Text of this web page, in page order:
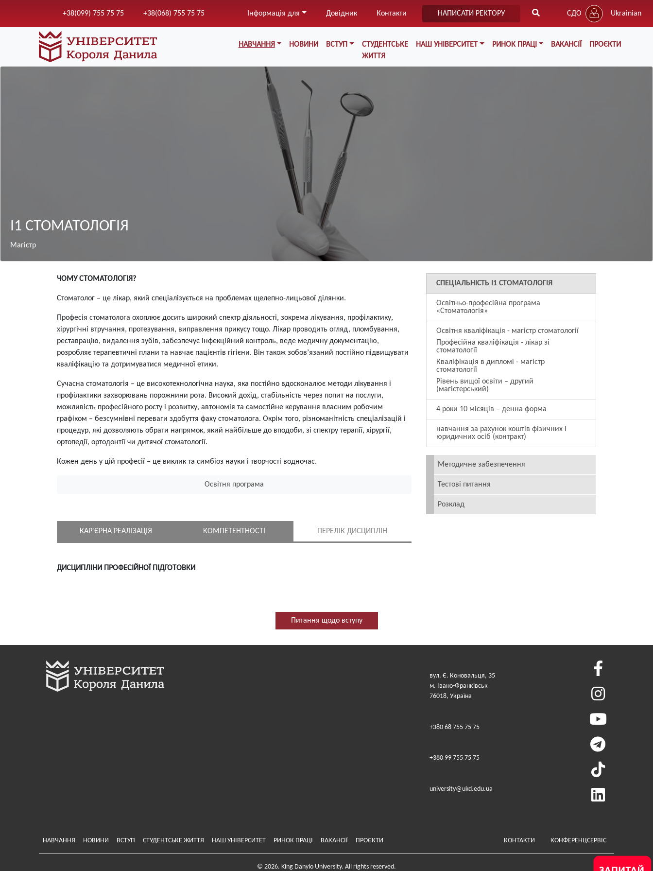
до
основного
вмісту
+38(099) 755 75 75 +38(068) 755 75 75 Інформація для Довідник Контакти НАПИСАТИ РЕКТОРУ СДО Ukrainian
Меню у хедері
НАВЧАННЯ НОВИНИ ВСТУП
СТУДЕНТСЬКЕ
ЖИТТЯ
НАШ УНІВЕРСИТЕТ РИНОК ПРАЦІ ВАКАНСІЇ ПРОЄКТИ
І1 СТОМАТОЛОГІЯ
Магістр
Зміст
ЧОМУ СТОМАТОЛОГІЯ?
Стоматолог – це лікар, який спеціалізується на проблемах щелепно-лицьової ділянки.
Професія стоматолога охоплює досить широкий спектр діяльності, зокрема лікування, профілактику,
хірургічні втручання, протезування, виправлення прикусу тощо. Лікар проводить огляд, пломбування,
реставрацію, видалення зубів, забезпечує інфекційний контроль, веде медичну документацію,
розробляє терапевтичні плани та навчає пацієнтів гігієни. Він також зобов’язаний постійно підвищувати
кваліфікацію та дотримуватися медичної етики.
Сучасна стоматологія – це високотехнологічна наука, яка постійно вдосконалює методи лікування і
профілактики захворювань порожнини рота. Високий дохід, стабільність через попит на послуги,
можливість професійного росту і розвитку, автономія та самостійне керування власним робочим
графіком – безсумнівні переваги здобуття фаху стоматолога. Окрім того, різноманітність спеціалізацій і
процедур, які дозволяють обрати напрямок, який найбільше до вподоби, зі спектру терапії, хірургії,
ортопедії, ортодонтії чи дитячої стоматології.
Кожен день у цій професії – це виклик та симбіоз науки і творчості водночас.
Освітня програма
КАР'ЄРНА РЕАЛІЗАЦІЯ КОМПЕТЕНТНОСТІ ПЕРЕЛІК ДИСЦИПЛІН
ДИСЦИПЛІНИ ПРОФЕСІЙНОЇ ПІДГОТОВКИ
СПЕЦІАЛЬНІСТЬ І1 СТОМАТОЛОГІЯ
Освітньо-професійна програма
«Стоматологія»
Освітня кваліфікація - магістр стоматології
Професійна кваліфікація - лікар зі
стоматології
Кваліфікація в дипломі - магістр
стоматології
Рівень вищої освіти – другий
(магістерський)
4 роки 10 місяців – денна форма
навчання за рахунок коштів фізичних і
юридичних осіб (контракт)
Методичне забезпечення
Тестові питання
Розклад
Питання щодо вступу
вул. Є. Коновальця, 35
м. Івано-Франківськ
76018, Україна
+380 68 755 75 75
+380 99 755 75 75
university@ukd.edu.ua
Меню у хедері
НАВЧАННЯ НОВИНИ ВСТУП СТУДЕНТСЬКЕ ЖИТТЯ НАШ УНІВЕРСИТЕТ РИНОК ПРАЦІ ВАКАНСІЇ ПРОЄКТИ Меню у футері
КОНТАКТИ КОНФЕРЕНЦСЕРВІС
© 2026. King Danylo University. All rights reserved.